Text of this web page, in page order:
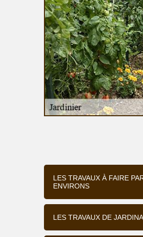
LES TRAVAUX À FAIRE
ENVIRONS
LES TRAVAUX DE